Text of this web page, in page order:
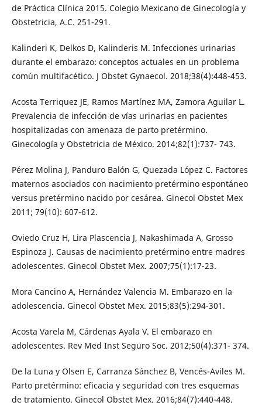
de Práctica Clínica 2015. Colegio Mexicano de Ginecología y
Obstetricia, A.C. 251-291.
Kalinderi K, Delkos D, Kalinderis M. Infecciones urinarias
durante el embarazo: conceptos actuales en un problema
común multifacético. J Obstet Gynaecol. 2018;38(4):448-453.
Acosta Terriquez JE, Ramos Martínez MA, Zamora Aguilar L.
Prevalencia de infección de vías urinarias en pacientes
hospitalizadas con amenaza de parto pretérmino.
Ginecología y Obstetricia de México. 2014;82(1):737- 743.
Pérez Molina J, Panduro Balón G, Quezada López C. Factores
maternos asociados con nacimiento pretérmino espontáneo
versus pretérmino nacido por cesárea. Ginecol Obstet Mex
2011; 79(10): 607-612.
Oviedo Cruz H, Lira Plascencia J, Nakashimada A, Grosso
Espinoza J. Causas de nacimiento pretérmino entre madres
adolescentes. Ginecol Obstet Mex. 2007;75(1):17-23.
Mora Cancino A, Hernández Valencia M. Embarazo en la
adolescencia. Ginecol Obstet Mex. 2015;83(5):294-301.
Acosta Varela M, Cárdenas Ayala V. El embarazo en
adolescentes. Rev Med Inst Seguro Soc. 2012;50(4):371- 374.
De la Luna y Olsen E, Carranza Sánchez B, Vencés-Aviles M.
Parto pretérmino: eficacia y seguridad con tres esquemas
de tratamiento. Ginecol Obstet Mex. 2016;84(7):440-448.